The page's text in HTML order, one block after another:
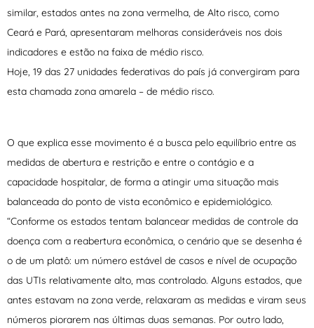
similar, estados antes na zona vermelha, de Alto risco, como
Ceará e Pará, apresentaram melhoras consideráveis nos dois
indicadores e estão na faixa de médio risco.
Hoje, 19 das 27 unidades federativas do país já convergiram para
esta chamada zona amarela – de médio risco.
O que explica esse movimento é a busca pelo equilíbrio entre as
medidas de abertura e restrição e entre o contágio e a
capacidade hospitalar, de forma a atingir uma situação mais
balanceada do ponto de vista econômico e epidemiológico.
“Conforme os estados tentam balancear medidas de controle da
doença com a reabertura econômica, o cenário que se desenha é
o de um platô: um número estável de casos e nível de ocupação
das UTIs relativamente alto, mas controlado. Alguns estados, que
antes estavam na zona verde, relaxaram as medidas e viram seus
números piorarem nas últimas duas semanas. Por outro lado,